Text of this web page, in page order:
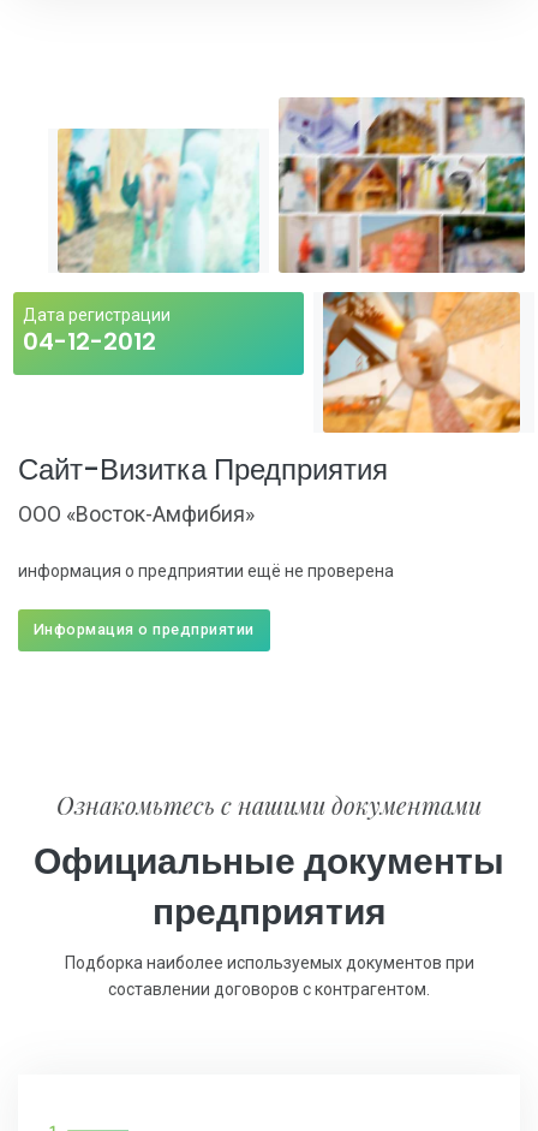
Дата регистрации
04-12-2012
Сайт-Визитка Предприятия
ООО «Восток-Амфибия»
информация о предприятии ещё не проверена
Информация о предприятии
Ознакомьтесь с нашими документами
Официальные документы
предприятия
Подборка наиболее используемых документов при
составлении договоров с контрагентом.